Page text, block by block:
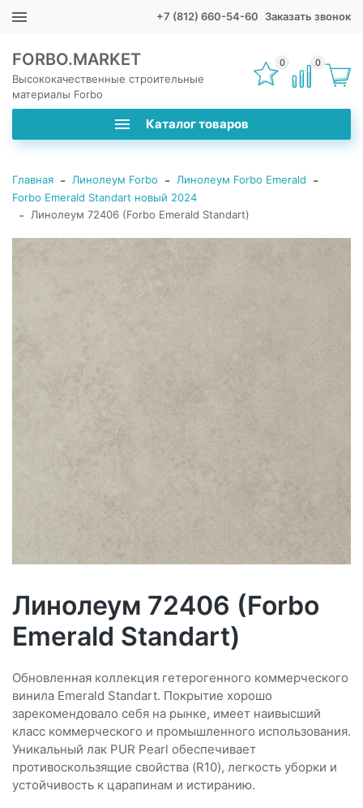
+7 (812) 660-54-60 Заказать звонок
FORBO.MARKET
Высококачественные строительные
материалы Forbo
Каталог товаров
0 0
Главная - Линолеум Forbo - Линолеум Forbo Emerald -
Forbo Emerald Standart новый 2024
- Линолеум 72406 (Forbo Emerald Standart)
Линолеум 72406 (Forbo
Emerald Standart)
Обновленная коллекция гетерогенного коммерческого
винила Emerald Standart. Покрытие хорошо
зарекомендовало себя на рынке, имеет наивысший
класс коммерческого и промышленного использования.
Уникальный лак PUR Pearl обеспечивает
противоскользящие свойства (R10), легкость уборки и
устойчивость к царапинам и истиранию.